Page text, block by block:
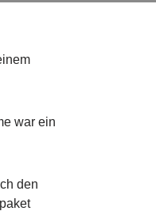
war ein
den